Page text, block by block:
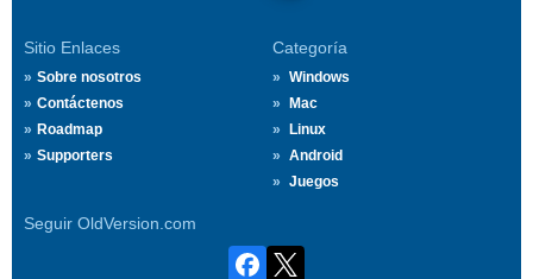
Sitio Enlaces
Sobre nosotros
Contáctenos
Roadmap
Supporters
Categoría
Windows
Mac
Linux
Android
Juegos
Seguir OldVersion.com